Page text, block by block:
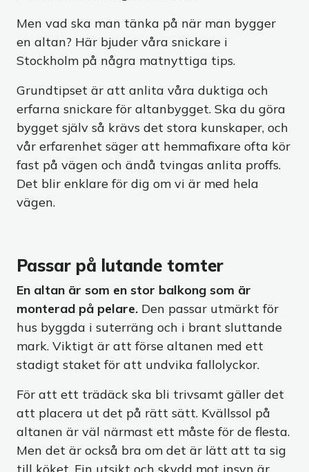
Men vad ska man tänka på när man bygger
en altan? Här bjuder våra snickare i
Stockholm på några matnyttiga tips.
Grundtipset är att anlita våra duktiga och
erfarna snickare för altanbygget. Ska du göra
bygget själv så krävs det stora kunskaper, och
vår erfarenhet säger att hemmafixare ofta kör
fast på vägen och ändå tvingas anlita proffs.
Det blir enklare för dig om vi är med hela
vägen.
Passar på lutande tomter
En altan är som en stor balkong som är
monterad på pelare. Den passar utmärkt för
hus byggda i suterräng och i brant sluttande
mark. Viktigt är att förse altanen med ett
stadigt staket för att undvika fallolyckor.
För att ett trädäck ska bli trivsamt gäller det
att placera ut det på rätt sätt. Kvällssol på
altanen är väl närmast ett måste för de flesta.
Men det är också bra om det är lätt att ta sig